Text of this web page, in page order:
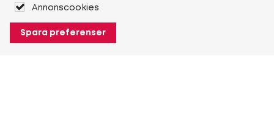
Annonscookies
Spara preferenser